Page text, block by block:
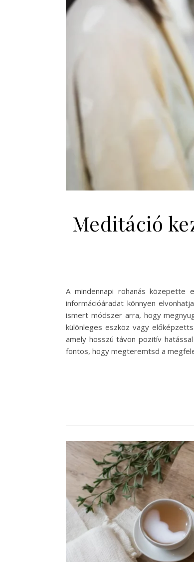
Meditáció
A mindennapi rohanás
információáradat könnyen
ismert módszer arra, hogy
különleges eszköz vagy
amely hosszú távon pozitív
fontos, hogy megteremtsd a